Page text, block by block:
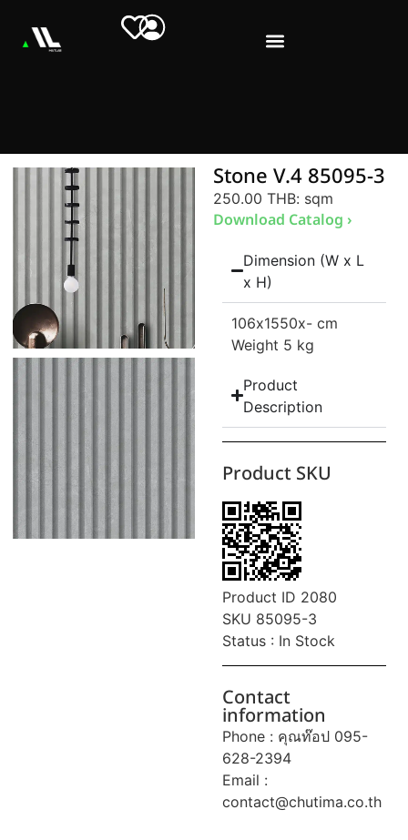
Stone V.4 85095-3
250.00 THB: sqm
Download Catalog ›
Dimension (W x L
x H)
106x1550x- cm
Weight 5 kg
Product
Description
Product SKU
Product ID 2080
SKU 85095-3
Status : In Stock
Contact
information
Phone : คุณท๊อป 095-
628-2394
Email :
contact@chutima.co.th